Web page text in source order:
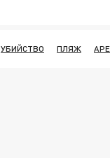
УБИЙСТВО ПЛЯЖ